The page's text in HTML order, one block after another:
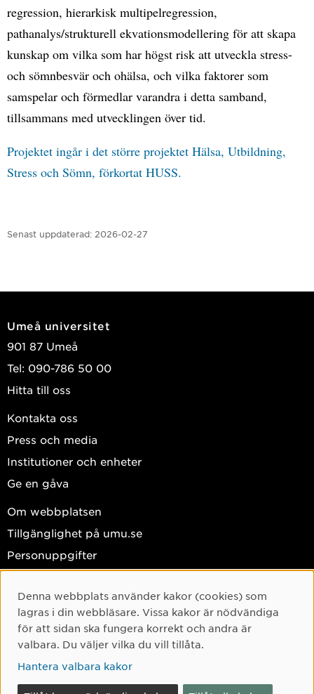
regression, hierarkisk multipelregression,
pathanalys/strukturell ekvationsmodellering för att skapa
kunskap om vilka som har högst risk att utveckla stress-
och sömnbesvär och ohälsa, och vilka faktorer som
samspelar och förmedlar varandra i detta samband,
tillsammans med utvecklingen över tid.
Projektet ingår i det större projektet Hälsa, Utbildning,
Stress och Sömn, förkortat HUSS.
Senast uppdaterad: 2026-02-27
Umeå universitet
901 87 Umeå
Tel: 090-786 50 00
Hitta till oss
Kontakta oss
Press och media
Institutioner och enheter
Ge en gåva
Om webbplatsen
Tillgänglighet på umu.se
Personuppgifter
Facebook
Instagram
TikTok
Youtube
Cookie-samtycke
Denna webbplats använder kakor (cookies) som
lagras i din webbläsare. Vissa kakor är nödvändiga
för att sidan ska fungera korrekt och andra är
valbara. Du väljer vilka du vill tillåta.
Hantera valbara kakor